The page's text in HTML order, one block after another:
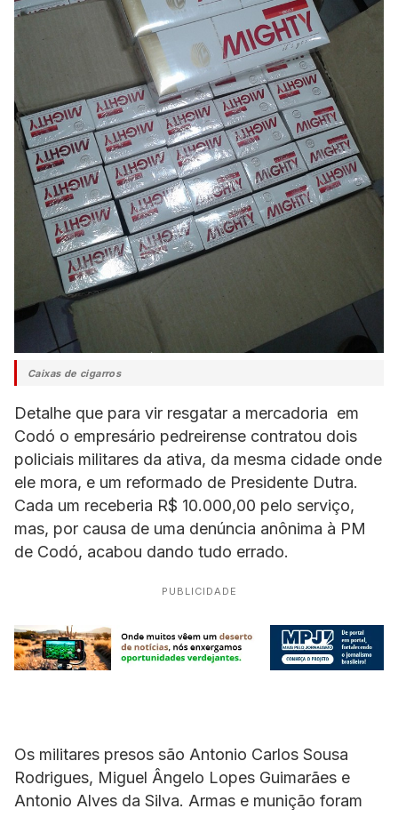
Caixas de cigarros
Detalhe que para vir resgatar a mercadoria em
Codó o empresário pedreirense contratou dois
policiais militares da ativa, da mesma cidade onde
ele mora, e um reformado de Presidente Dutra.
Cada um receberia R$ 10.000,00 pelo serviço,
mas, por causa de uma denúncia anônima à PM
de Codó, acabou dando tudo errado.
PUBLICIDADE
Os militares presos são Antonio Carlos Sousa
Rodrigues, Miguel Ângelo Lopes Guimarães e
Antonio Alves da Silva. Armas e munição foram